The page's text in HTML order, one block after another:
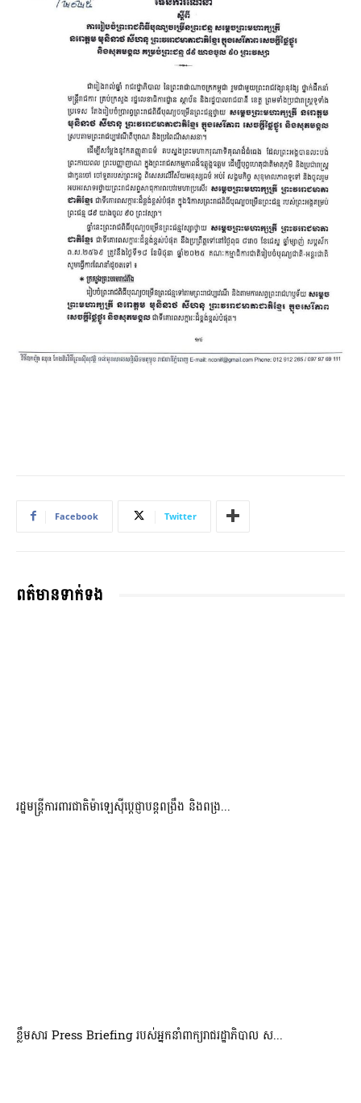
Facebook Twitter
ពត៌មានទាក់ទង
រដ្ឋមន្ត្រីការពារជាតិម៉ាឡេស៊ីប្ដេជ្ញាបន្តពង្រឹង និងពង្រ...
ខ្លឹមសារ Press Briefing របស់អ្នកនាំពាក្យរាជរដ្ឋាភិបាល ស...